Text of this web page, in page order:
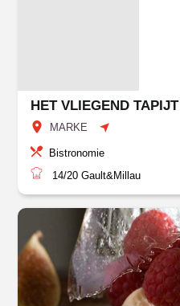
HET VLIEGEND TAPIJT
MARKE
Bistronomie
14/20 Gault&Millau